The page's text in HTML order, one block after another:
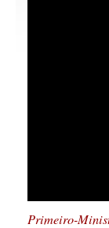
Primeiro-